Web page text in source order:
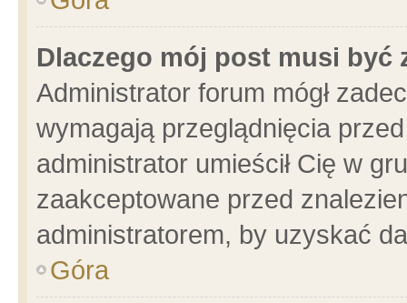
Dlaczego mój post musi być
Administrator forum mógł
wymagają przeglądnięcia
administrator umieścił Cię w
zaakceptowane przed
administratorem, by uzyskać
Góra